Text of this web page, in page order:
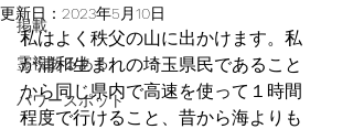
掲載
霊視あるある
パワースポット
更新日： 2023年5月10日
私はよく秩父の山に出かけます。私
が浦和生まれの埼玉県民であること
から同じ県内で高速を使って１時間
程度で行けること、昔から海よりも